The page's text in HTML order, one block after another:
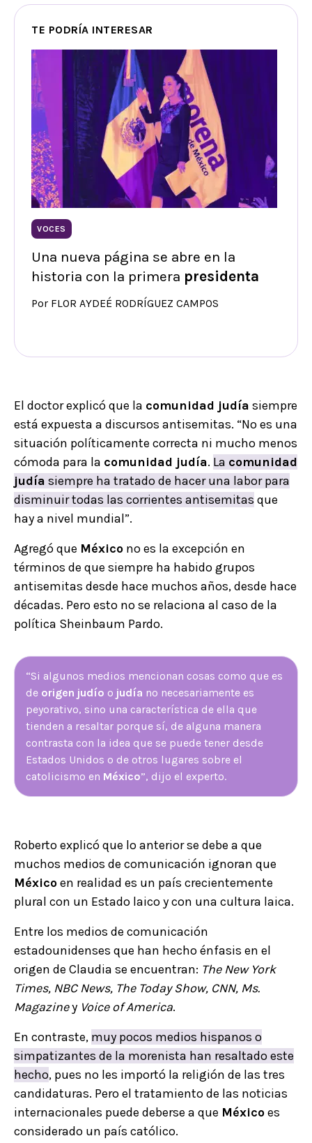
TE PODRÍA INTERESAR
VOCES
Una nueva página se abre en la
historia con la primera presidenta
Por FLOR AYDEÉ RODRÍGUEZ CAMPOS
El doctor explicó que la comunidad judía siempre
está expuesta a discursos antisemitas. “No es una
situación políticamente correcta ni mucho menos
cómoda para la comunidad judía. La comunidad
judía siempre ha tratado de hacer una labor para
disminuir todas las corrientes antisemitas que
hay a nivel mundial”.
Agregó que México no es la excepción en
términos de que siempre ha habido grupos
antisemitas desde hace muchos años, desde hace
décadas. Pero esto no se relaciona al caso de la
política Sheinbaum Pardo.
“Si algunos medios mencionan cosas como que es
de origen judío o judía no necesariamente es
peyorativo, sino una característica de ella que
tienden a resaltar porque sí, de alguna manera
contrasta con la idea que se puede tener desde
Estados Unidos o de otros lugares sobre el
catolicismo en México”, dijo el experto.
Roberto explicó que lo anterior se debe a que
muchos medios de comunicación ignoran que
Méxicoen realidad es un país crecientemente
plural con un Estado laico y con una cultura laica.
Entre los medios de comunicación
estadounidenses que han hecho énfasis en el
origen de Claudia se encuentran: The New York
Times, NBC News, The Today Show, CNN, Ms.
Magaziney Voice of America.
En contraste, muy pocos medios hispanos o
simpatizantes de la morenista han resaltado este
hecho, pues no les importó la religión de las tres
candidaturas. Pero el tratamiento de las noticias
internacionales puede deberse a que Méxicoes
considerado un país católico.